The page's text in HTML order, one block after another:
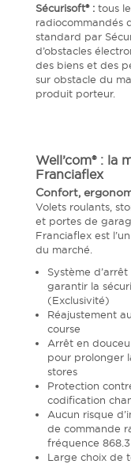
Sécurisoft® : tous
radiocommandés
standard par
d’obstacles
des biens et des
sur obstacle du
produit porteur.
Well’com® : la
Franciaflex
Confort,
Volets roulants,
et portes de
Franciaflex est
du marché.
Système
garantir la
(Exclusivité)
Réajustement
course
Arrêt en
pour prolonger
stores
Protection
codification
Aucun risque
de commande
fréquence
Large choix de